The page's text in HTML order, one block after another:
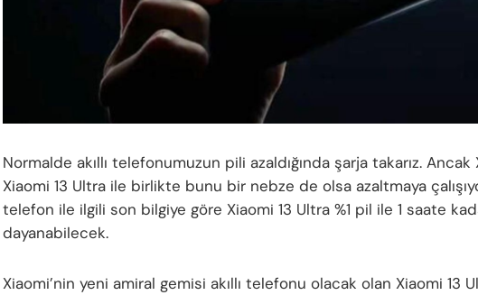
Normalde akıllı telefonumuzun pili azaldığında şarja takarız. Ancak
Xiaomi 13 Ultra ile birlikte bunu bir nebze de olsa azaltmaya
telefon ile ilgili son bilgiye göre Xiaomi 13 Ultra %1 pil ile 1 saate
dayanabilecek.
Xiaomi’nin yeni amiral gemisi akıllı telefonu olacak olan Xiaomi 13